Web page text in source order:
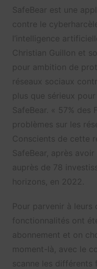
SafeBear est une
contre le
l’intelligence
Christian Guillon et
pour ambition de
réseaux sociaux
plus que sérieux
SafeBear. «
57% des
problèmes sur les
Conscients de cette
SafeBear, après
auprès de 78
horizons, en 2022.
Pour parvenir à leurs
fonctionnalités ont
abonnement et on
moment-là, avec le
scanne les